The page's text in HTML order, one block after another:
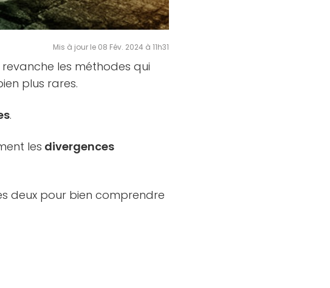
Mis à jour le 08 Fév. 2024 à 11h31
revanche les méthodes qui
plus rares.
.
les divergences
deux pour bien comprendre